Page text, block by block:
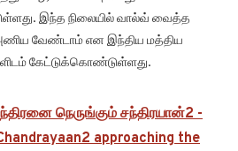
இந்த நிலையில் வால்வ் வைத்த
வேண்டாம் என இந்திய மத்திய
கேட்டுக்கொண்டுள்ளது.
நெருங்கும் சந்திரயான்2 -
approaching the